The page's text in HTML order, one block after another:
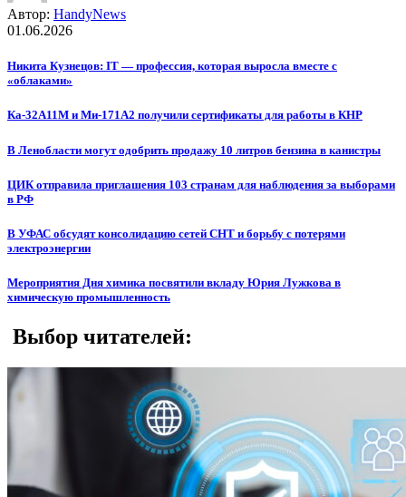
Автор: HandyNews
01.06.2026
Никита Кузнецов: IT — профессия, которая выросла вместе с
«облаками»
Ка-32А11М и Ми-171А2 получили сертификаты для работы в КНР
В Ленобласти могут одобрить продажу 10 литров бензина в канистры
ЦИК отправила приглашения 103 странам для наблюдения за выборами
в РФ
В УФАС обсудят консолидацию сетей СНТ и борьбу с потерями
электроэнергии
Мероприятия Дня химика посвятили вкладу Юрия Лужкова в
химическую промышленность
Выбор читателей: